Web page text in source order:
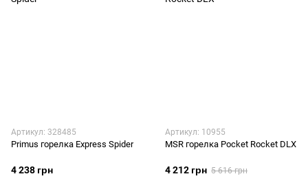
Артикул: 328485
Primus горелка Express Spider
4 238 грн
Артикул: 10955
MSR горелка Pocket Rocket DLX
4 212 грн 5 616 грн